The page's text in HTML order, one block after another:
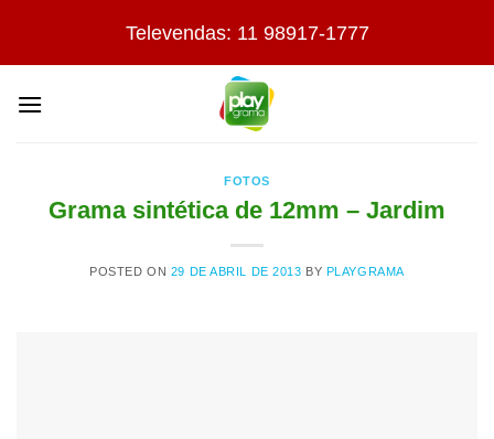
content
Televendas: 11 98917-1777
FOTOS
Grama sintética de 12mm – Jardim
POSTED ON 29 DE ABRIL DE 2013 BY PLAYGRAMA